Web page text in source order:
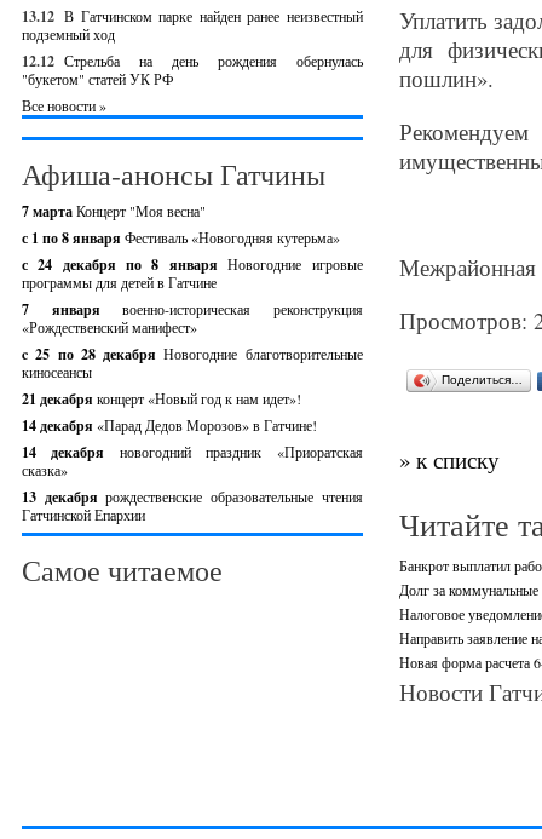
13.12 В Гатчинском парке найден ранее неизвестный
подземный ход
12.12 Стрельба на день рождения обернулась
"букетом" статей УК РФ
Все новости »
Афиша-анонсы Гатчины
7 мартаКонцерт "Моя весна"
с 1 по 8 января Фестиваль «Новогодняя кутерьма»
с 24 декабря по 8 январяНовогодние игровые
программы для детей в Гатчине
7 январявоенно-историческая реконструкция
«Рождественский манифест»
c 25 по 28 декабряНовогодние благотворительные
киносеансы
21 декабря концерт «Новый год к нам идет»!
14 декабря «Парад Дедов Морозов» в Гатчине!
14 декабря новогодний праздник «Приоратская
сказка»
13 декабрярождественские образовательные чтения
Гатчинской Епархии
Самое читаемое
Уплатить
для
пошлин».
Просмотров:
Поделиться…
» к списку
Читайте
Банкрот выплатил
Долг за коммунальные
Налоговое
Направить заявление
Новая форма расчета
Новости